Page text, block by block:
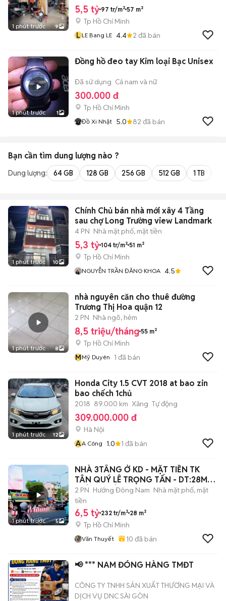
1 phút trước 9
5,5 tỷ 97 tr/m² 57 m²
Tp Hồ Chí Minh
L LE Bang LE 4.4 2 đã bán
1 phút trước 1
Đồng hồ đeo tay Kim loại Bạc Unisex
Đã sử dụng Cả nam và nữ
300.000 đ
Tp Hồ Chí Minh
Đồ Xi Nhật 5.0 82 đã bán
Bạn cần tìm dung lượng nào ?
Dung lượng: 64 GB 128 GB 256 GB 512 GB 1 TB
1 phút trước 10
Chính Chủ bán nhà mới xây 4 Tầng
sau chợ Long Trường view Landmark
4 PN Nhà mặt phố, mặt tiền
5,3 tỷ 104 tr/m² 51 m²
Tp Hồ Chí Minh
NGUYỄN TRẦN ĐĂNG KHOA 4.5
1 phút trước 8
nhà nguyên căn cho thuê đường
Trương Thị Hoa quận 12
2 PN Nhà ngõ, hẻm
8,5 triệu/tháng 55 m²
Tp Hồ Chí Minh
MMỹ Duyên 1 đã bán
1 phút trước 12
Honda City 1.5 CVT 2018 at bao zin
bao chếch 1chủ
2018 89.000 km Xăng Tự động
309.000.000 đ
Hà Nội
AA Công 1.0 1 đã bán
1 phút trước 5
NHÀ 3TÂNG Ở KD - MẶT TIỀN TK
TÂN QUÝ LÊ TRỌNG TẤN - DT:28M2
NHỈNH 6TỎI
2 PN Hướng Đông Nam Nhà mặt phố, mặt
tiền
6,5 tỷ 232 tr/m² 28 m²
Tp Hồ Chí Minh
Văn Thuyết 10 đã bán
📢 *** NAM ĐÓNG HÀNG TMĐT
CÔNG TY TNHH SẢN XUẤT THƯƠNG MẠI VÀ
DỊCH VỤ DNC SÀI GÒN